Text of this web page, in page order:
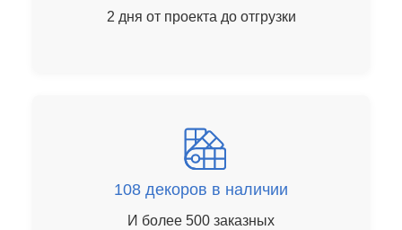
2 дня от проекта до отгрузки
108 декоров в наличии
И более 500 заказных